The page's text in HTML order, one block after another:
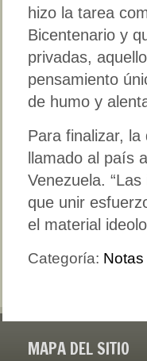
hizo la tarea
Bicentenario y
privadas,
pensamiento
de humo y
Para finalizar,
llamado al país
Venezuela.
que unir
el material
Categoría:
MAPA DEL SITIO